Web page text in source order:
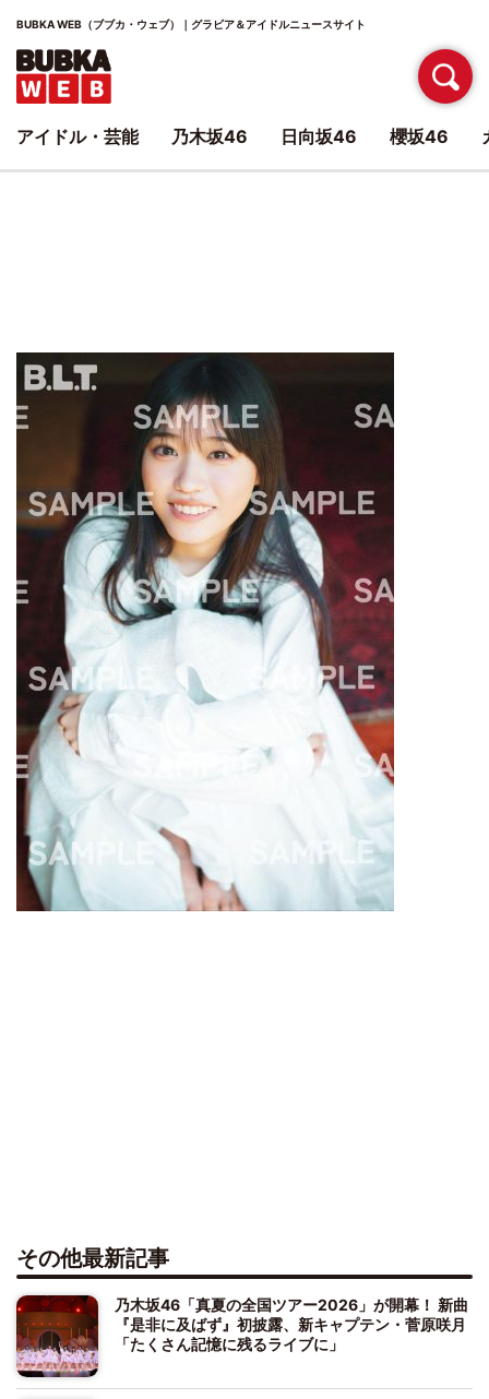
BUBKA WEB（ブブカ・ウェブ）｜グラビア＆アイドルニュースサイト
その他最新記事
乃木坂46「真夏の全国ツアー2026」が開幕！ 新曲
『是非に及ばず』初披露、新キャプテン・菅原咲月
「たくさん記憶に残るライブに」
アイドル・芸能 乃木坂46 日向坂46 櫻坂46